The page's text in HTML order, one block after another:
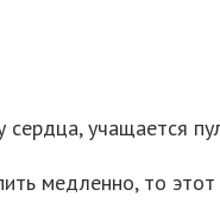
учащается
медленно, то